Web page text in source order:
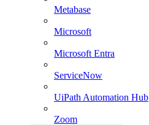
Metabase
Microsoft
Microsoft Entra
ServiceNow
UiPath Automation Hub
Zoom